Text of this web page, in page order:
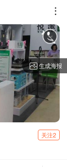
生成海报
关注2